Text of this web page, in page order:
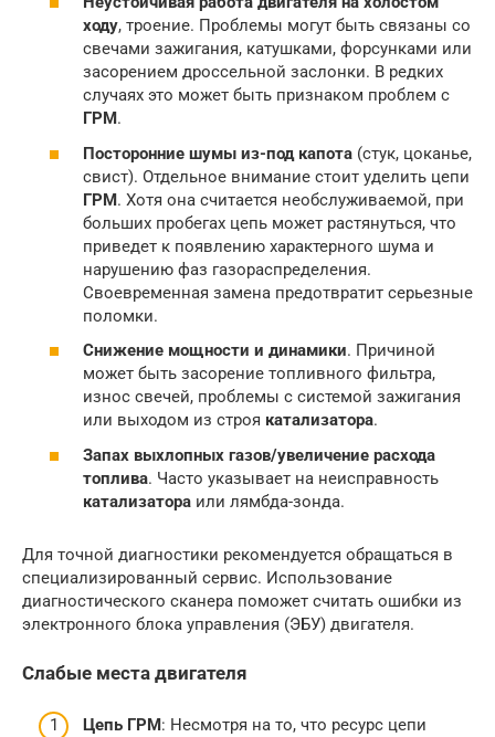
ходу, троение. Проблемы могут быть связаны со
свечами зажигания, катушками, форсунками или
засорением дроссельной заслонки. В редких
случаях это может быть признаком проблем с
ГРМ.
Посторонние шумы из-под капота (стук, цоканье,
свист). Отдельное внимание стоит уделить цепи
ГРМ. Хотя она считается необслуживаемой, при
больших пробегах цепь может растянуться, что
приведет к появлению характерного шума и
нарушению фаз газораспределения.
Своевременная замена предотвратит серьезные
поломки.
Снижение мощности и динамики. Причиной
может быть засорение топливного фильтра,
износ свечей, проблемы с системой зажигания
или выходом из строя катализатора.
Запах выхлопных газов/увеличение расхода
топлива. Часто указывает на неисправность
катализатора или лямбда-зонда.
Для точной диагностики рекомендуется обращаться в
специализированный сервис. Использование
диагностического сканера поможет считать ошибки из
электронного блока управления (ЭБУ) двигателя.
Слабые места двигателя
Цепь ГРМ: Несмотря на то, что ресурс цепи